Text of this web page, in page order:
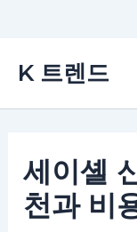
K 트렌드
세이셸
천과 비